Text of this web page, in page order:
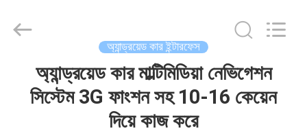
Electron
Co.,Ltd.
অ্যান্ড্রয়েড কার ইন্টারফেস
অ্যান্ড্রয়েড কার মাল্টিমিডিয়া নেভিগেশন
সিস্টেম 3G ফাংশন সহ 10-16 কেয়েন
দিয়ে কাজ করে